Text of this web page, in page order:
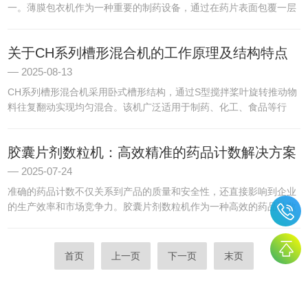
一。薄膜包衣机作为一种重要的制药设备，通过在药片表面包覆一层
易...
关于CH系列槽形混合机的工作原理及结构特点
2025-08-13
CH系列槽形混合机采用卧式槽形结构，通过S型搅拌桨叶旋转推动物
料往复翻动实现均匀混合。该机广泛适用于制药、化工、食品等行
胶囊片剂数粒机：高效精准的药品计数解决方案
2025-07-24
准确的药品计数不仅关系到产品的质量和安全性，还直接影响到企业
的生产效率和市场竞争力。胶囊片剂数粒机作为一种高效的药品计数
设备，凭借其精准、快速、自动化的特点，成为现代制药企业重要的
解决方案。一、高效精准的计数能力核心优势在于其高效精准的计
首页 上一页 下一页 末页